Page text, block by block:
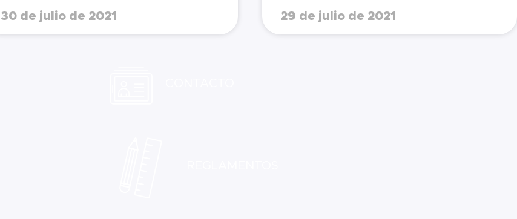
30 de julio de 2021 29 de julio de 2021